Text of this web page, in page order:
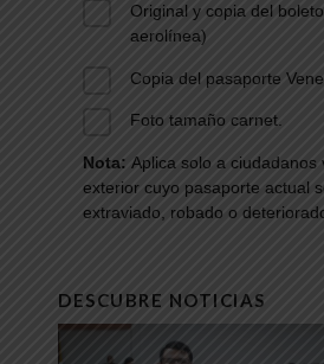
Original y copia del
aerolínea)
Copia del pasaporte
Foto tamaño carnet.
Nota: Aplica solo a ciudadanos
exterior cuyo pasaporte actual
extraviado, robado o
DESCUBRE NOTICIAS